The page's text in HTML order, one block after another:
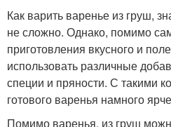
Как варить варенье из груш,
не сложно. Однако, помимо
приготовления вкусного и
использовать различные
специи и пряности. С такими
готового варенья намного
Помимо варенья, из груш